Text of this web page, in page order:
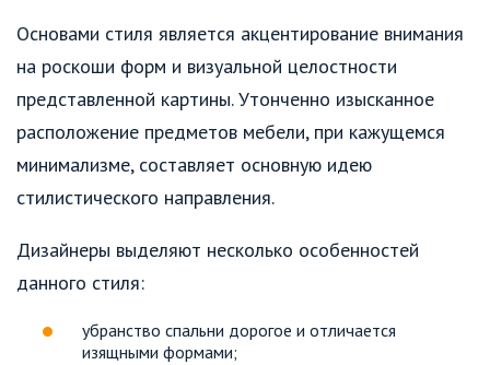
Основами стиля является акцентирование внимания
на роскоши форм и визуальной целостности
представленной картины. Утонченно изысканное
расположение предметов мебели, при кажущемся
минимализме, составляет основную идею
стилистического направления.
Дизайнеры выделяют несколько особенностей
данного стиля:
убранство спальни дорогое и отличается
изящными формами;